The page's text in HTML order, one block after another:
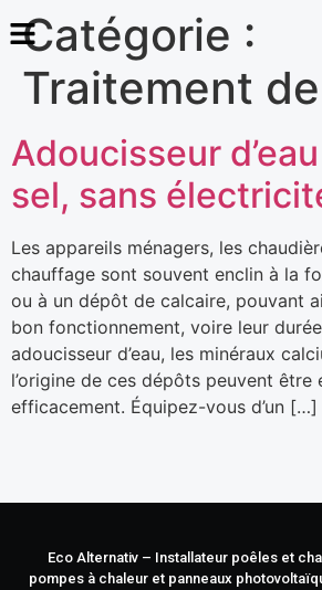
Catégorie :
Traitement de
Adoucisseur
sel, sans
Les appareils ménagers, les
chauffage sont souvent enclin à la
ou à un dépôt de calcaire, pouvant
bon fonctionnement, voire leur
adoucisseur d’eau, les minéraux
l’origine de ces dépôts peuvent être
efficacement. Équipez-vous d’un […]
Eco Alternativ – Installateur poêles et
pompes à chaleur et panneaux